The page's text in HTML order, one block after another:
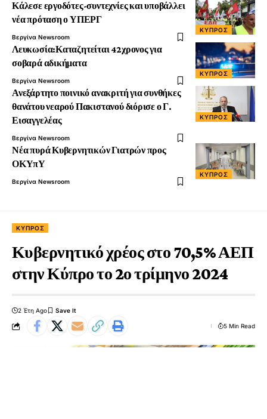
ΚΎΠΡΟΣ
Κάλεσε εργοδότες-συντεχνίες και υποβάλλει
νέα πρόταση ο ΥΠΕΡΓ
Βεργίνα Newsroom
ΚΎΠΡΟΣ
Λευκωσία:Καταζητείται 42χρονος για
σοβαρά αδικήματα
Βεργίνα Newsroom
ΚΎΠΡΟΣ
Ανεξάρτητο ποινικό ανακριτή για συνθήκες
θανάτου νεαρού Πακιστανού διόρισε ο Γ.
Εισαγγελέας
Βεργίνα Newsroom
ΚΎΠΡΟΣ
Νέα πυρά Κυβερνητικών Γιατρών προς
ΟΚΥπΥ
Βεργίνα Newsroom
ΚΎΠΡΟΣ
Κυβερνητικό χρέος στο 70,5% ΑΕΠ
στην Κύπρο το 2ο τρίμηνο 2024
2 Έτη Ago
5 Min Read